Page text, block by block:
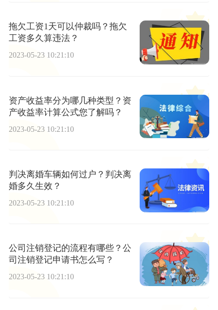
拖欠工资1天可以仲裁吗？拖欠
工资多久算违法？
2023-05-23 10:21:10
资产收益率分为哪几种类型？资
产收益率计算公式您了解吗？
2023-05-23 10:21:10
判决离婚车辆如何过户？判决离
婚多久生效？
2023-05-23 10:21:10
公司注销登记的流程有哪些？公
司注销登记申请书怎么写？
2023-05-23 10:21:10